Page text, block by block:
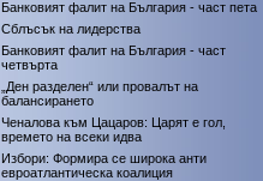
Банковият фалит на България - част пета
Сблъсък на лидерства
Банковият фалит на България - част
четвърта
„Ден разделен“ или провалът на
балансирането
Ченалова към Цацаров: Царят е гол,
времето на всеки идва
Избори: Формира се широка анти
евроатлантическа коалиция